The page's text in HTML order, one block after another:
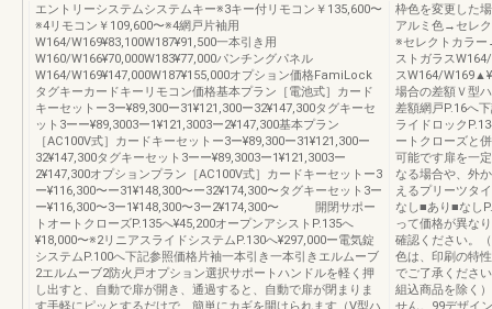
エントリーシステムシステムキー※3キー付リモコン￥135,600〜
※4リモコン￥109,600〜※4網戸片袖用
W164/W169¥83,100W187¥91,500一本引き用
W160/W166¥70,000W183¥77,000パンチングパネル
W164/W169¥147,000W187¥155,000オプション価格FamiLock
タグキーカードキーリモコン価格基本プラン［電池式］カード
キーセットー3ー¥89,300ー31¥121,300ー32¥147,300タグキーセ
ット3ーー¥89,3003ー1¥121,3003ー2¥147,300基本プラン
［AC100V式］カードキーセットー3ー¥89,300ー31¥121,300ー
32¥147,300タグキーセット3ーー¥89,3003ー1¥121,3003ー
2¥147,300オプションプラン［AC100V式］カードキーセットー3
ー¥116,300〜ー31¥148,300〜ー32¥174,300〜タグキーセット3ー
ー¥116,300〜3ー1¥148,300〜3ー2¥174,300〜 開閉サポー
トオートクローズP.135へ¥45,200オープンアシストP.135へ
¥18,000〜※2リニアスライドシステムP.130へ¥297,000ー電気錠
システムP.100へ下記参照価格片袖一本引き一本引きエルムーブ
2エルムーブ2防火戸オプション選択サポートハンドルを軽く押
し出すと、自動で扉が開き、通過すると、自動で扉が閉まりま
す手軽にピッとするだけで、簡単にカギを開けられます（V型ハ
枠色を変更した
アルミ色→セレ
※セレクトカラ
ストガラス
スW164/
場合の差額Ｖ型
差額網戸P.16へ
ライドロック
ートクローズと
可能です扉を一
なる場合や、外
えるプリーツタ
なし■あり■なし
って価格が異な
確認ください。
色は、印刷の特
でご了承くださ
組込商品を除く
せん。99デザイ